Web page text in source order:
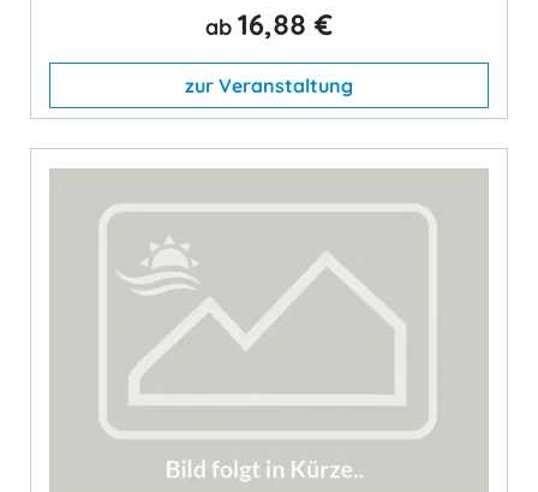
ab 16,88 €
zur Veranstaltung